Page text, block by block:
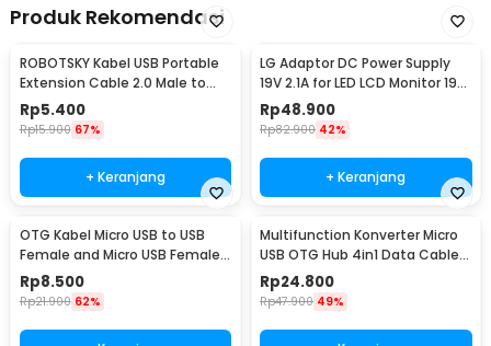
Produk Rekomendasi
ROBOTSKY Kabel USB Portable
Extension Cable 2.0 Male to
Female 29cm - A13
Rp5.400
Rp15.900 67%
+ Keranjang
LG Adaptor DC Power Supply
19V 2.1A for LED LCD Monitor 19V
2.1A 40W - ADS-40SI-19-3
Rp48.900
Rp82.900 42%
+ Keranjang
OTG Kabel Micro USB to USB
Female and Micro USB Female
18cm - A-UOY-02
Rp8.500
Rp21.900 62%
Multifunction Konverter Micro
USB OTG Hub 4in1 Data Cable
& Charge 3 Port - M3H4
Rp24.800
Rp47.900 49%